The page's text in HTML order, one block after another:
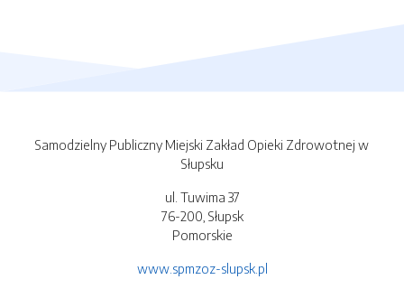
Samodzielny Publiczny Miejski Zakład Opieki Zdrowotnej w
Słupsku
ul. Tuwima 37
76-200, Słupsk
Pomorskie
www.spmzoz-slupsk.pl